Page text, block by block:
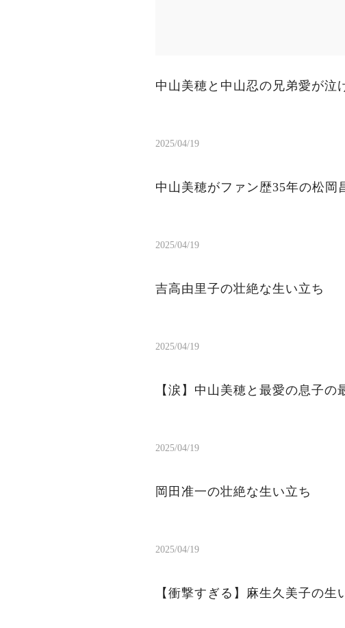
中山美穂と中山忍の兄弟愛が泣
2025/04/19
中山美穂がファン歴35年の松岡
2025/04/19
吉高由里子の壮絶な生い立ち
2025/04/19
【涙】中山美穂と最愛の息子の
2025/04/19
岡田准一の壮絶な生い立ち
2025/04/19
【衝撃すぎる】麻生久美子の生